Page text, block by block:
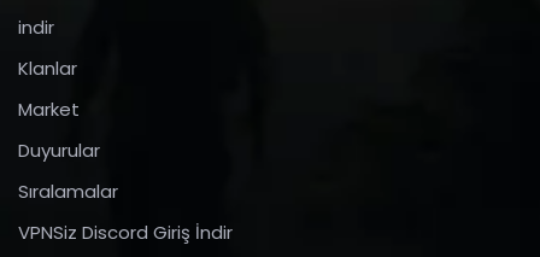
indir
Klanlar
Market
Duyurular
Sıralamalar
VPNSiz Discord Giriş İndir